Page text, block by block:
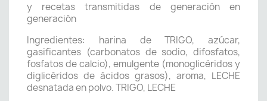
y recetas transmitidas de generación en
generación
Ingredientes: harina de TRIGO, azúcar,
gasificantes (carbonatos de sodio, difosfatos,
fosfatos de calcio), emulgente (monoglicéridos y
diglicéridos de ácidos grasos), aroma, LECHE
desnatada en polvo. TRIGO, LECHE